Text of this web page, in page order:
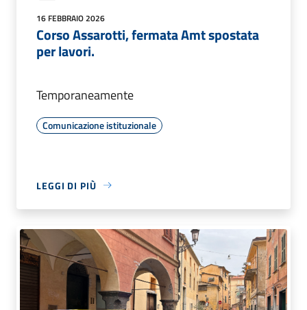
16 FEBBRAIO 2026
Corso Assarotti, fermata Amt spostata
per lavori.
Temporaneamente
Comunicazione istituzionale
LEGGI DI PIÙ